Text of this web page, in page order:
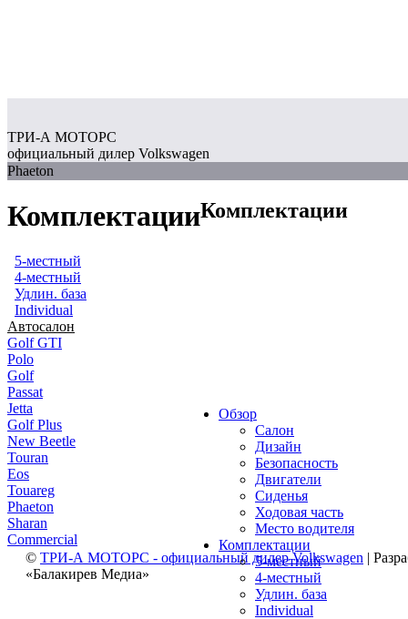
ТРИ-А МОТОРС
официальный дилер Volkswagen
Phaeton
Обзор
Салон
Дизайн
Безопасность
Двигатели
Сиденья
Ходовая часть
Место водителя
Комплектации
5-местный
4-местный
Удлин. база
Individual
Комплектации
5-местный
4-местный
Удлин. база
Individual
Автосалон
Golf GTI
Polo
Golf
Passat
Jetta
Golf Plus
New Beetle
Touran
Eos
Touareg
Phaeton
Sharan
Commercial
Комплектации
© ТРИ-А МОТОРС - официальный дилер Volkswagen |
«Балакирев Медиа»